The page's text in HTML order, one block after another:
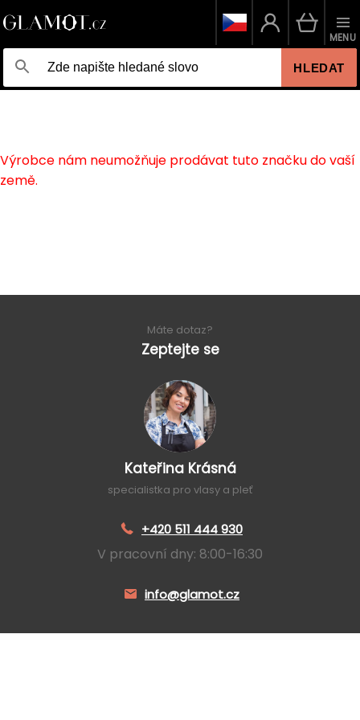
HLEDAT
MENU
Výrobce nám neumožňuje prodávat tuto značku do vaší
země.
Máte dotaz?
Zeptejte se
Kateřina Krásná
specialistka pro vlasy a pleť
+420 511 444 930
V pracovní dny: 8:00-16:30
info@glamot.cz